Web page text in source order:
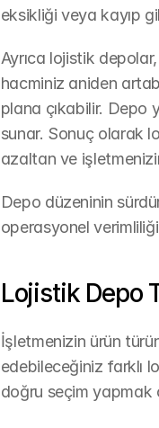
eksikliği veya kayıp
Ayrıca lojistik
hacminiz aniden
plana çıkabilir. Depo
sunar. Sonuç olarak
azaltan ve
Depo düzeninin
operasyonel verimliliği
Lojistik Depo
İşletmenizin ürün
edebileceğiniz farklı
doğru seçim yapmak